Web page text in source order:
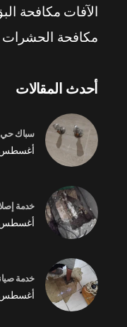
الآفات مكافحة
مكافحة الحشرات
أحدث المقالات
سباك حي
أغسطس 6,
خدمة
أغسطس 5,
خدمة
أغسطس 5,